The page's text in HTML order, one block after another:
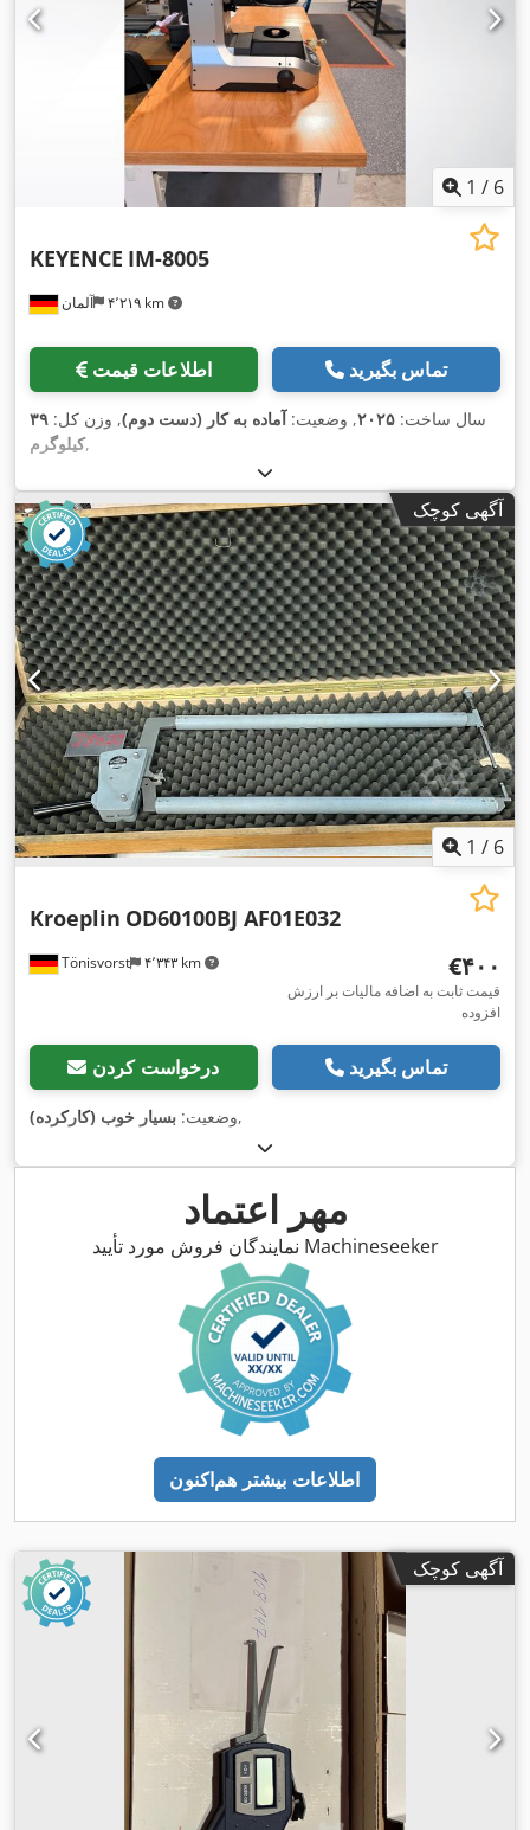
1 / 6
آلمان ۴٬۲۱۹ km
KEYENCE IM-8005
اطلاعات قیمت تماس بگیرید
سال ساخت: ۲۰۲۵, وضعیت:آماده به کار (دست دوم), وزن کل: ۳۹
کیلوگرم,
آگهی کوچک
1 / 6
Tönisvorst ۴٬۳۴۳ km
Kroeplin OD60100BJ AF01E032
‎€۴۰۰
قیمت ثابت به اضافه مالیات بر ارزش
افزوده
درخواست کردن تماس بگیرید
وضعیت: بسیار خوب (کارکرده) ,
مهر اعتماد
نمایندگان فروش مورد تأیید Machineseeker
اطلاعات بیشتر هم‌اکنون
آگهی کوچک